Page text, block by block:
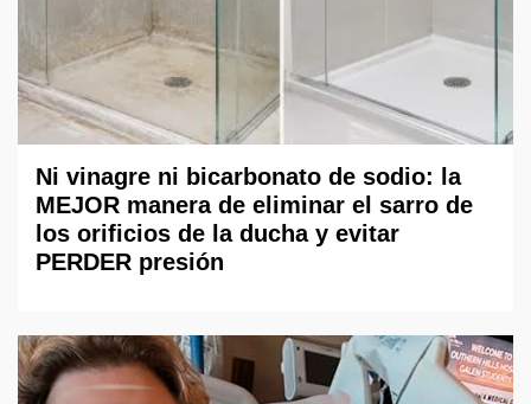
Ni vinagre ni bicarbonato de sodio: la
MEJOR manera de eliminar el sarro de
los orificios de la ducha y evitar
PERDER presión